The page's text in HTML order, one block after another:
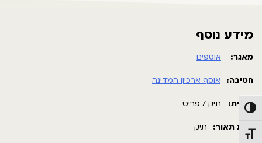
הפעל/כבה ניגודיות גבוהה
מתג גודל גופן
מידע נוסף
מאגר: אוספים
חטיבה: אוסף ארכיון המדינה
תבנית: תיק / פריט
רמת תאור: תיק